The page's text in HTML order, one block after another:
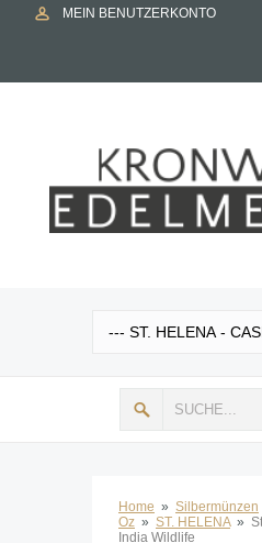
MEIN BENUTZERKONTO
Home » Silbermünzen
Oz » ST. HELENA »
India Wildlife